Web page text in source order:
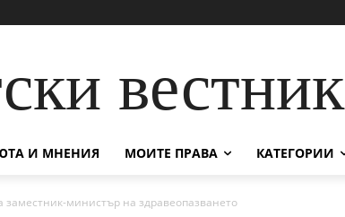
вестник
И МНЕНИЯ МОИТЕ ПРАВА КАТЕГОРИИ
заместник-министър на здравеопазването